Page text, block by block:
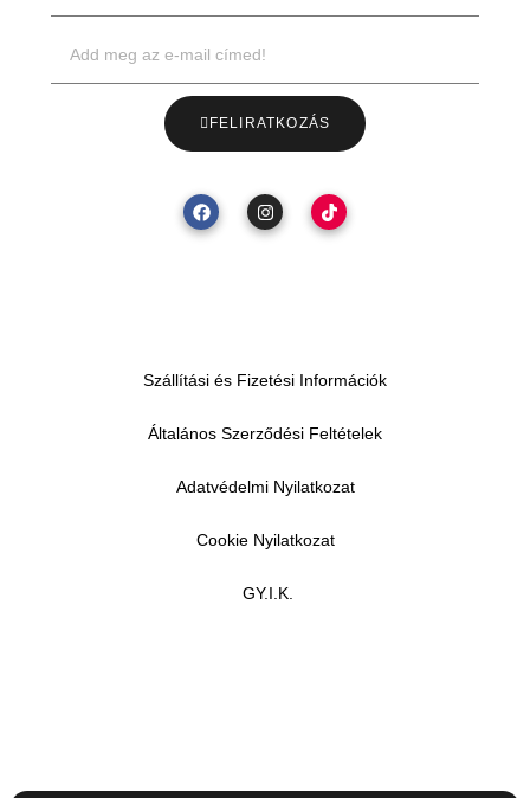
FELIRATKOZÁS
Szállítási és Fizetési Információk
Általános Szerződési Feltételek
Adatvédelmi Nyilatkozat
Cookie Nyilatkozat
GY.I.K.